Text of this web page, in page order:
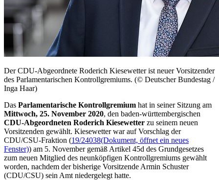
Der CDU-Abgeordnete Roderich Kiesewetter ist neuer Vorsitzender
des Parlamentarischen Kontrollgremiums. (© Deutscher Bundestag /
Inga Haar)
Das Parlamentarische Kontrollgremium hat in seiner Sitzung am
Mittwoch, 25. November 2020, den baden-württembergischen
CDU-Abgeordneten Roderich Kiesewetter zu seinem neuen
Vorsitzenden gewählt. Kiesewetter war auf Vorschlag der
CDU/CSU-Fraktion (19/24038(Dokument, öffnet ein neues
Fenster)) am 5. November gemäß Artikel 45d des Grundgesetzes
zum neuen Mitglied des neunköpfigen Kontrollgremiums gewählt
worden, nachdem der bisherige Vorsitzende Armin Schuster
(CDU/CSU) sein Amt niedergelegt hatte.